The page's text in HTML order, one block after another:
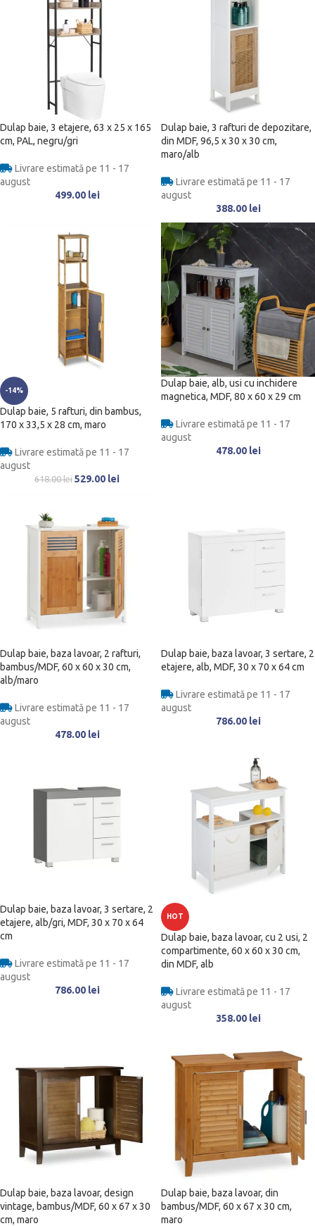
Dulap baie, 3 etajere, 63 x 25 x 165
cm, PAL, negru/gri
Livrare estimată pe 11 - 17
august
499.00 lei
Dulap baie, 3 rafturi de depozitare,
din MDF, 96,5 x 30 x 30 cm,
maro/alb
Livrare estimată pe 11 - 17
august
388.00 lei
-14%
Dulap baie, 5 rafturi, din bambus,
170 x 33,5 x 28 cm, maro
Livrare estimată pe 11 - 17
august
618.00lei 529.00 lei
Dulap baie, alb, usi cu inchidere
magnetica, MDF, 80 x 60 x 29 cm
Livrare estimată pe 11 - 17
august
478.00 lei
Dulap baie, baza lavoar, 2 rafturi,
bambus/MDF, 60 x 60 x 30 cm,
alb/maro
Livrare estimată pe 11 - 17
august
478.00 lei
Dulap baie, baza lavoar, 3 sertare, 2
etajere, alb, MDF, 30 x 70 x 64 cm
Livrare estimată pe 11 - 17
august
786.00 lei
Dulap baie, baza lavoar, 3 sertare, 2
etajere, alb/gri, MDF, 30 x 70 x 64
cm
Livrare estimată pe 11 - 17
august
786.00 lei
HOT
Dulap baie, baza lavoar, cu 2 usi, 2
compartimente, 60 x 60 x 30 cm,
din MDF, alb
Livrare estimată pe 11 - 17
august
358.00 lei
Dulap baie, baza lavoar, design
vintage, bambus/MDF, 60 x 67 x 30
cm, maro
Dulap baie, baza lavoar, din
bambus/MDF, 60 x 67 x 30 cm,
maro